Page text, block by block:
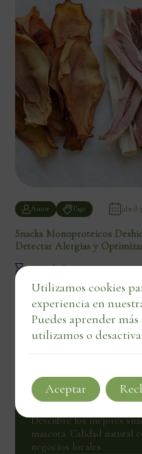
Autor Tags abril
Snacks Monoproteicos
Detectar Alergias y
5 min de lectura
Natural para
Descubre los mejores
mascota. Calidad natural
negocios locales.
Utilizamos cookies
experiencia en
Puedes aprender
utilizamos o
Aceptar